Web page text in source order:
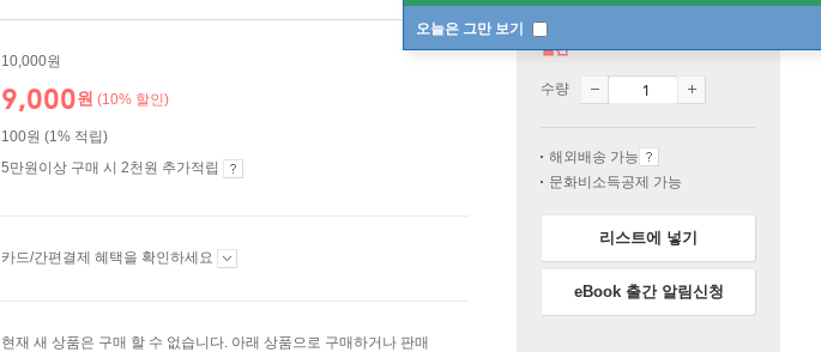
오늘은 그만 보기
10,000원
9,000원 (10% 할인)
100원 (1% 적립)
5만원이상 구매 시 2천원 추가적립
카드/간편결제 혜택을 확인하세요
현재 새 상품은 구매 할 수 없습니다. 아래 상품으로 구매하거나 판매
절판
수량
해외배송 가능
문화비소득공제 가능
리스트에 넣기
eBook 출간 알림신청